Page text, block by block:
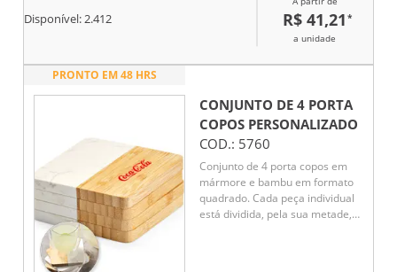
Disponível:2.412 R$ 41,21 *
a unidade
PRONTO EM 48 HRS
CONJUNTO DE 4 PORTA
COPOS PERSONALIZADO
COD.: 5760
Conjunto de 4 porta copos em
mármore e bambu em formato
quadrado. Cada peça individual
está dividida, pela sua metade,